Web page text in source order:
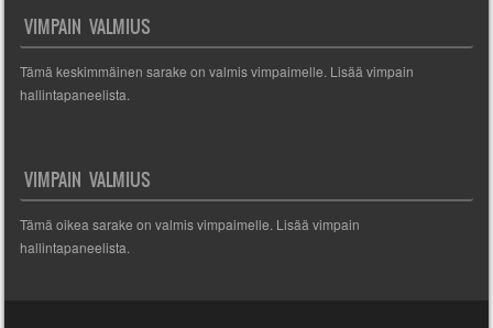
VIMPAIN VALMIUS
Tämä keskimmäinen sarake on valmis vimpaimelle. Lisää vimpain
hallintapaneelista.
VIMPAIN VALMIUS
Tämä oikea sarake on valmis vimpaimelle. Lisää vimpain
hallintapaneelista.